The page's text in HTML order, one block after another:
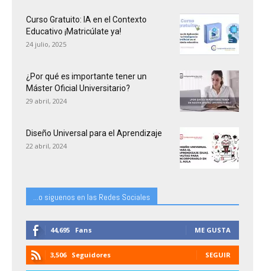
Curso Gratuito: IA en el Contexto
Educativo ¡Matricúlate ya!
24 julio, 2025
¿Por qué es importante tener un
Máster Oficial Universitario?
29 abril, 2024
Diseño Universal para el Aprendizaje
22 abril, 2024
...o siguenos en las Redes Sociales
44,695 Fans ME GUSTA
3,506 Seguidores SEGUIR